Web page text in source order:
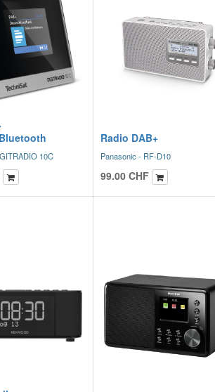
10C
Radio DAB+
Panasonic - RF-D10
99.00CHF